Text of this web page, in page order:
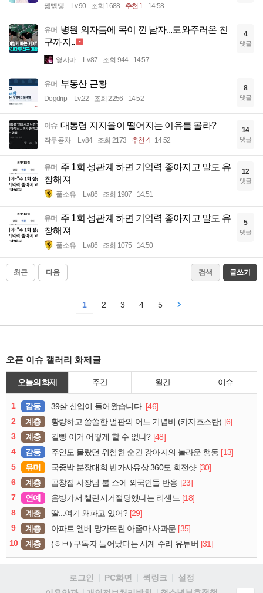
꿻뻵뗗 Lv.90 조회 1688 추천 1 14:58
유머 병원 의자틈에 목이 낀 남자...도와주러온 친
구까지..
옆사마 Lv.87 조회 944 14:57
4
댓글
유머 부동산 근황
Dogdrip Lv.22 조회 2256 14:52
8
댓글
이슈 대통령 지지율이 떨어지는 이유를 몰라?
작두콩차 Lv.84 조회 2173 추천 4 14:52
14
댓글
유머 주 1회 성관계 하면 기억력 좋아지고 말도 유
창해져
풀소유 Lv.86 조회 1907 14:51
12
댓글
유머 주 1회 성관계 하면 기억력 좋아지고 말도 유
창해져
풀소유 Lv.86 조회 1075 14:50
5
댓글
최근 다음 검색 글쓰기
1 2 3 4 5
오픈 이슈 갤러리 화제글
오늘의 화제 주간 월간 이슈
1 감동 39살 신입이 들어왔습니다. [46]
2
계층 황량하고 쓸쓸한 벌판의 어느 기념비 (카자흐스탄) [6]
3
계층 길빵 이거 어떻게 할 수 없나? [48]
4
감동 주인도 몰랐던 위험한 순간 강아지의 놀라운 행동 [13]
5
유머 국중박 분장대회 반가사유상 360도 회전샷 [30]
6
계층 곱창집 사장님 불 쇼에 외국인들 반응 [23]
7
연예 음방가서 챌린지거절당했다는 리센느 [18]
8
계층 딸...여기 왜파고 있어? [29]
9
계층 아파트 엘베 망가뜨린 아줌마 사과문 [35]
10
계층 (ㅎㅂ) 구독자 늘어났다는 시계 수리 유튜버 [31]
로그인 PC화면 퀵링크
설정